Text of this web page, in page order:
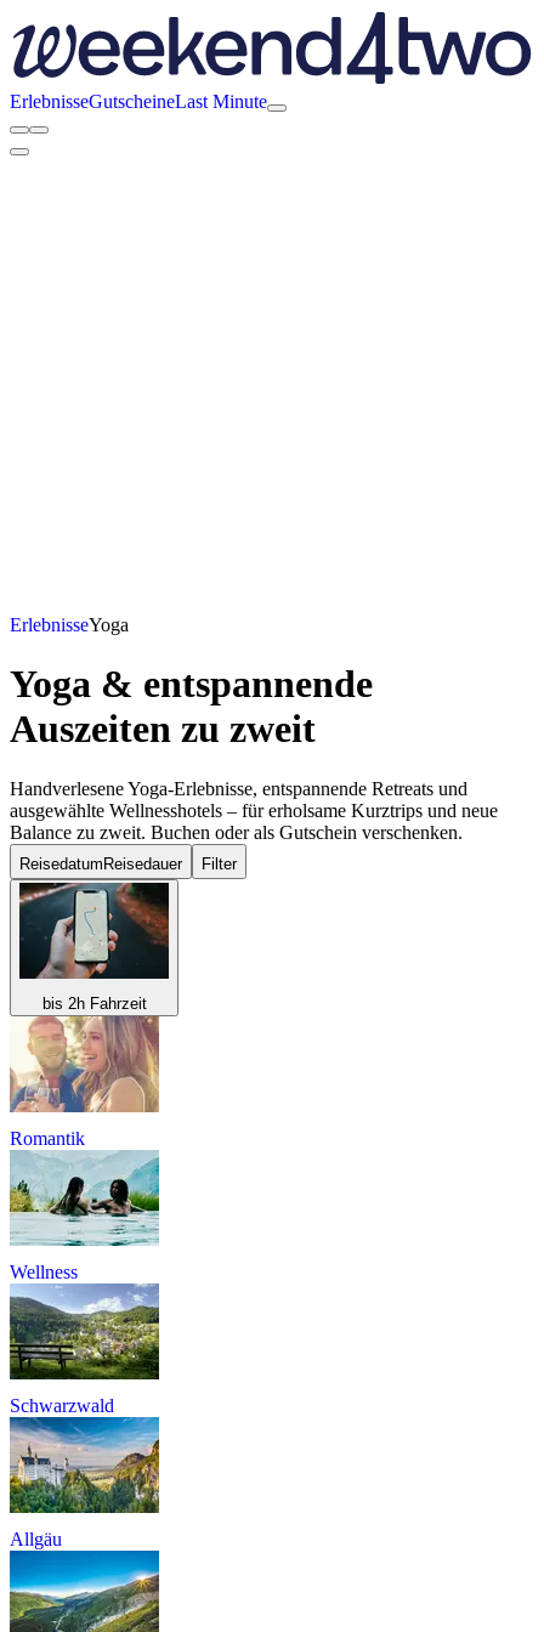
ErlebnisseGutscheineLast Minute
ErlebnisseYoga
Yoga & entspannende
Auszeiten zu zweit
Handverlesene Yoga-Erlebnisse, entspannende Retreats und
ausgewählte Wellnesshotels – für erholsame Kurztrips und neue
Balance zu zweit. Buchen oder als Gutschein verschenken.
Reisedatum Reisedauer Filter
bis 2h Fahrzeit
Romantik
Wellness
Schwarzwald
Allgäu